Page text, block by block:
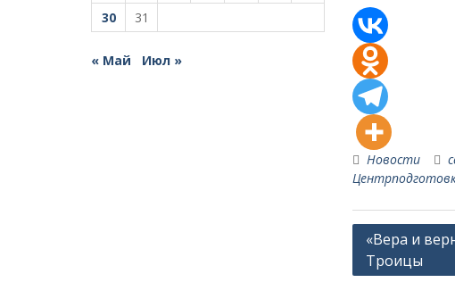
Новости
Навигация
по
«Вера и
Троицы
30
31
« Май Июл »